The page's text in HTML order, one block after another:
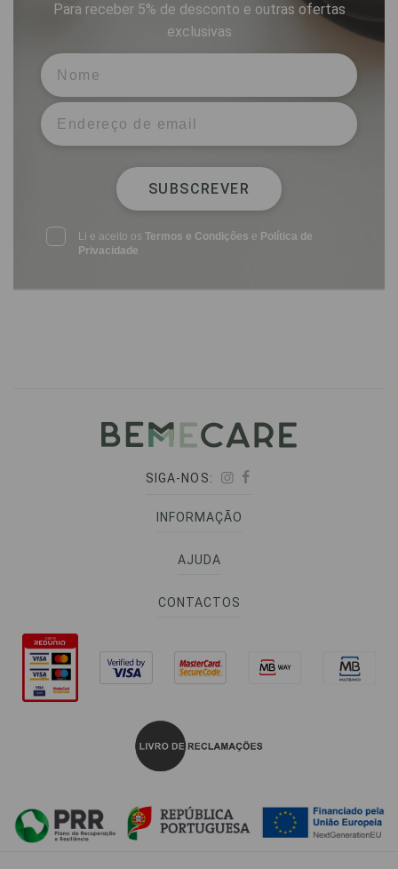
Para receber 5% de desconto e outras ofertas
exclusivas
SUBSCREVER
Li e aceito osTermos e Condições e Política de
Privacidade
SIGA-NOS:
INFORMAÇÃO
AJUDA
CONTACTOS